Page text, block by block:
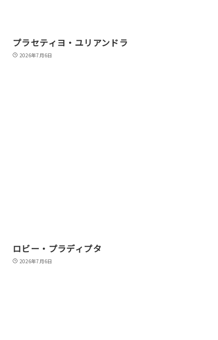
プラセティヨ・ユリアンドラ
2026年7月6日
ロビー・プラディプタ
2026年7月6日